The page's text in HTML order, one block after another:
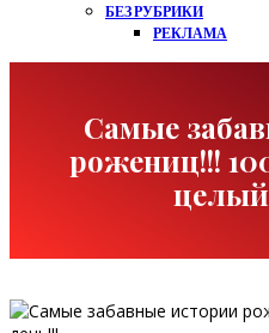
БЕЗ РУБРИКИ
РЕКЛАМА
Самые
рожениц!!!
целый